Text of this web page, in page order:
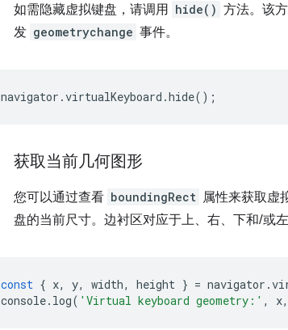
如需隐藏虚拟键盘，请调用 hide() 方法。该
发 geometrychange 事件。
navigator .virtualKeyboard .hide();
获取当前几何图形
您可以通过查看 boundingRect 属性来获取虚
盘的当前尺寸。边衬区对应于上、右、下和/或左
const { x, y, width, height } = navigator .
console. log( 'Virtual keyboard geometry:' , x,